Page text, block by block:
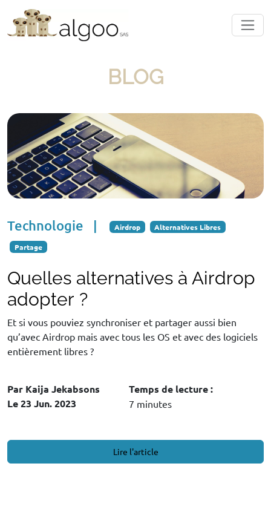
BLOG
Technologie | Airdrop Alternatives Libres
Partage
Quelles alternatives à Airdrop
adopter ?
Et si vous pouviez synchroniser et partager aussi bien
qu’avec Airdrop mais avec tous les OS et avec des logiciels
entièrement libres ?
Par Kaija Jekabsons
Le 23 Jun. 2023
Temps de lecture :
7 minutes
Lire l'article